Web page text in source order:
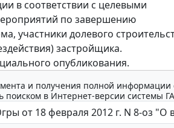
в соответствии с целевыми
по завершению
участники долевого
застройщика.
опубликования.
и получения полной
поиском в Интернет-версии системы